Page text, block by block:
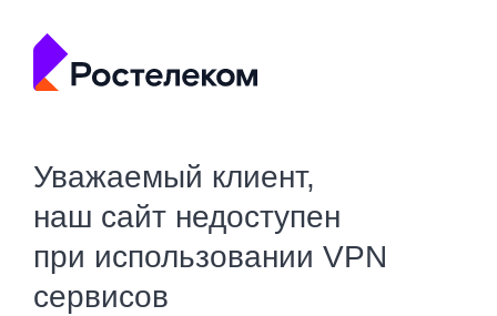
Уважаемый клиент,
наш сайт недоступен
при использовании VPN
сервисов